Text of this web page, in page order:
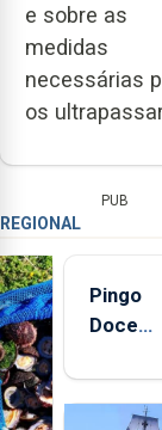
e sobre as
medidas
necessárias
os
PUB
REGIONAL
Pingo
Doce
quinta-
feira